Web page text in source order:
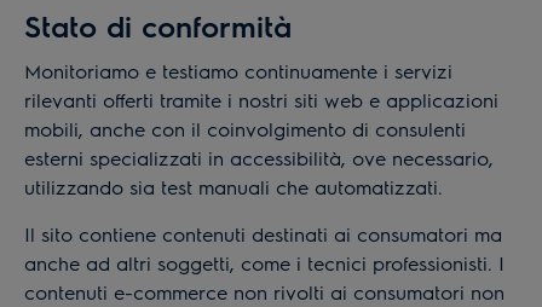
Stato di conformità
Monitoriamo e testiamo continuamente i servizi
rilevanti offerti tramite i nostri siti web e applicazioni
mobili, anche con il coinvolgimento di consulenti
esterni specializzati in accessibilità, ove necessario,
utilizzando sia test manuali che automatizzati.
Il sito contiene contenuti destinati ai consumatori ma
anche ad altri soggetti, come i tecnici professionisti. I
contenuti e-commerce non rivolti ai consumatori non